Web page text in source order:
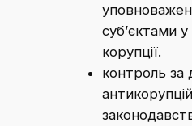
суб’єктами у
корупції.
контроль